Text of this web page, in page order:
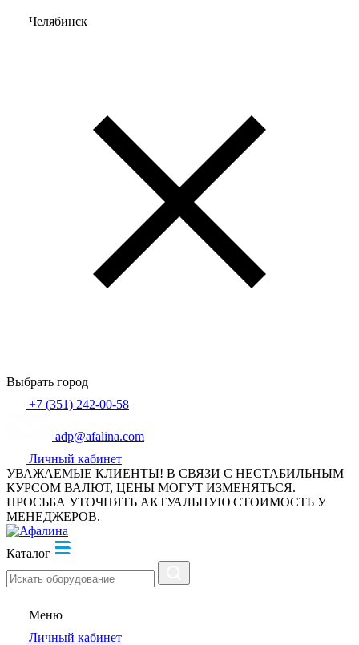
Челябинск
Выбрать город
+7 (351) 242-00-58
adp@afalina.com
Личный кабинет
УВАЖАЕМЫЕ КЛИЕНТЫ! В СВЯЗИ С НЕСТАБИЛЬНЫМ
КУРСОМ ВАЛЮТ, ЦЕНЫ МОГУТ ИЗМЕНЯТЬСЯ.
ПРОСЬБА УТОЧНЯТЬ АКТУАЛЬНУЮ СТОИМОСТЬ У
МЕНЕДЖЕРОВ.
Каталог
Меню
Личный кабинет